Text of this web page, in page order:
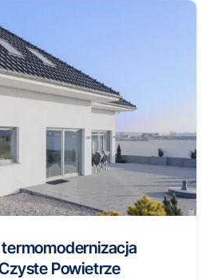
Powietrze